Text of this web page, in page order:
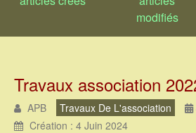
modifiés
Travaux association
APB Travaux De L'association
Création : 4 Juin 2024